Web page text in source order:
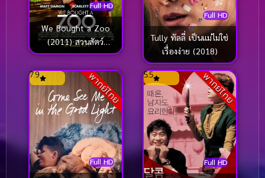
Full HD
We Bought a Zoo
(2011) สวนสัตว์
อัศจรรย์ ของขวัญให้ลูก
Full HD
Tully ทัลลี่ เป็นแม่ไม่ใช่
เรื่องง่าย (2018)
พากย์ไทย
Full HD
7.9 พากย์ไทย
Full HD
5.5